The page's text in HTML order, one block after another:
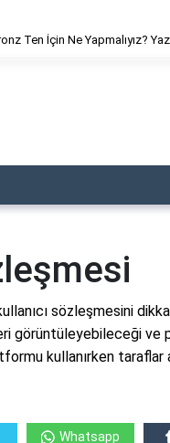
Ten İçin Ne Yapmalıyız?
sözleşmesini
görüntüleyebileceği
kullanırken taraflar
Whatsapp